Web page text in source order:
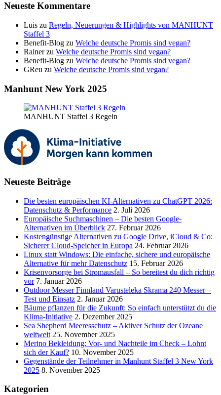
Neueste Kommentare
Luis zu Regeln, Neuerungen & Highlights von MANHUNT
Staffel 3
Benefit-Blog zu Welche deutsche Promis sind vegan?
Rainerzu Welche deutsche Promis sind vegan?
Benefit-Blog zu Welche deutsche Promis sind vegan?
GReu zu Welche deutsche Promis sind vegan?
Manhunt New York 2025
MANHUNT Staffel 3 Regeln
Neueste Beiträge
Die besten europäischen KI-Alternativen zu ChatGPT 2026:
Datenschutz & Performance 2. Juli 2026
Europäische Suchmaschinen – Die besten Google-
Alternativen im Überblick 27. Februar 2026
Kostengünstige Alternativen zu Google Drive, iCloud & Co:
Sicherer Cloud-Speicher in Europa 24. Februar 2026
Linux statt Windows: Die einfache, sichere und europäische
Alternative für mehr Datenschutz 15. Februar 2026
Krisenvorsorge bei Stromausfall – So bereitest du dich richtig
vor 7. Januar 2026
Outdoor Messer Finnland Varusteleka Skrama 240 Messer –
Test und Einsatz 2. Januar 2026
Bäume pflanzen für die Zukunft: So einfach unterstützt du die
Klima-Initiative 2. Dezember 2025
Sea Shepherd Meeresschutz – Aktiver Schutz der Ozeane
weltweit 25. November 2025
Merino Bekleidung: Vor- und Nachteile im Check – Lohnt
sich der Kauf? 10. November 2025
Gegenstände der Teilnehmer in Manhunt Staffel 3 New York
2025 8. November 2025
Kategorien